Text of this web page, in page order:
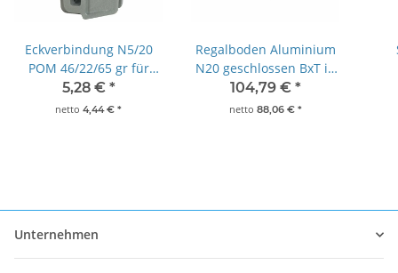
Eckverbindung N5/20
POM 46/22/65 gr für
Blechrost- und
geschlossene Auflagen
5,28 € *
netto 4,44 € *
Regalboden Aluminium
N20 geschlossen BxT in
mm(1500 x 400)
104,79 € *
netto 88,06 € *
Unternehmen